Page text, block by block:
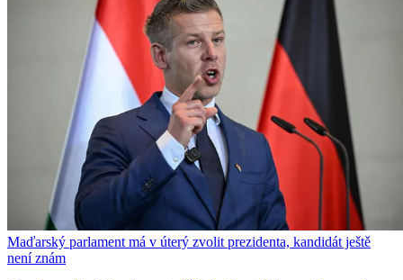
Maďarský parlament má v úterý zvolit prezidenta, kandidát ještě
není znám